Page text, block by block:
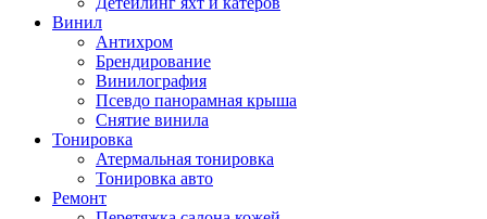
Винил
Антихром
Брендирование
Винилография
Псевдо панорамная крыша
Снятие винила
Тонировка
Атермальная тонировка
Тонировка авто
Ремонт